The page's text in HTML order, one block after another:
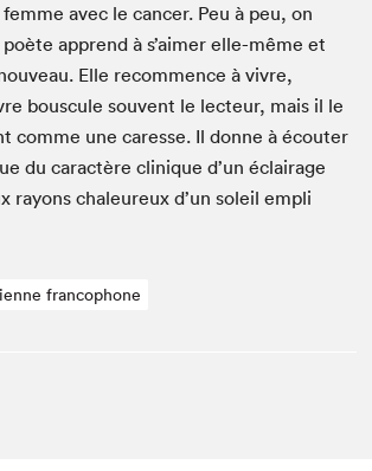
avec le can­cer. Peu à peu, on
apprend à s’aimer elle-même et
Elle recom­mence à vivre,
bous­cule sou­vent le lecteur, mais il le
comme une caresse. Il donne à écouter
du car­ac­tère clin­ique d’un éclairage
rayons chaleureux d’un soleil empli
francophone